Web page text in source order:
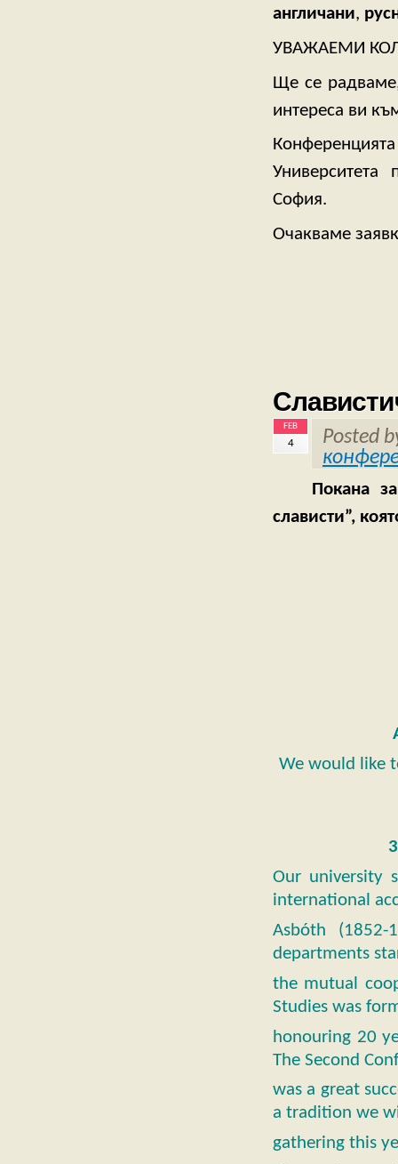
англичани,
УВАЖАЕМИ
Ще се
интереса ви
София.
Очакваме
FEB
4
Posted
Покана
слависти”,
We would like
3
Our university
international
Asbóth
departments
the mutual
Studies was
honouring 20
The Second
was a great
a tradition we
gathering this